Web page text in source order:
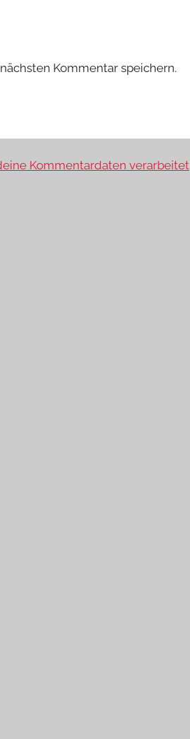
Kommentar speichern.
Kommentardaten verarbeitet